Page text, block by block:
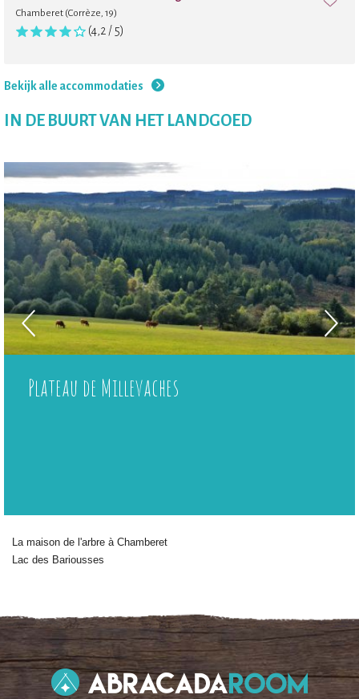
Chamberet (Corrèze, 19)
(4,2 / 5)
Bekijk alle accommodaties
IN DE BUURT VAN HET LANDGOED
Plateau de Millevaches
La maison de l'arbre à Chamberet
Lac des Bariousses